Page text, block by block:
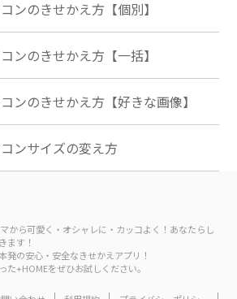
ンのきせかえ方【個別】
ンのきせかえ方【一括】
ンのきせかえ方【好きな画像】
ンサイズの変え方
から可愛く・オシャレに・カッコよく！あなたらし
ます！
発の安心・安全なきせかえアプリ！
た+HOMEをぜひお試しください。